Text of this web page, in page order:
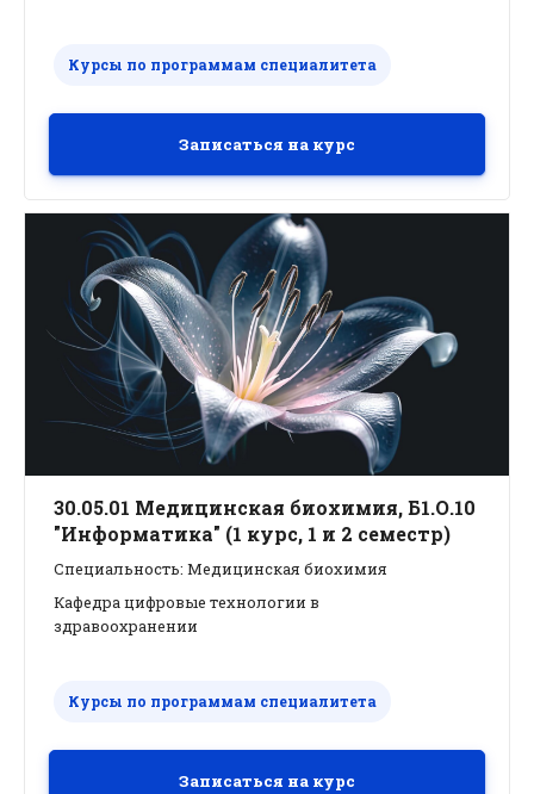
Курсы по программам специалитета
Записаться на курс
30.05.01 Медицинская биохимия, Б1.О.10
"Информатика" (1 курс, 1 и 2 семестр)
Специальность: Медицинская биохимия
Кафедра цифровые технологии в
здравоохранении
Курсы по программам специалитета
Записаться на курс